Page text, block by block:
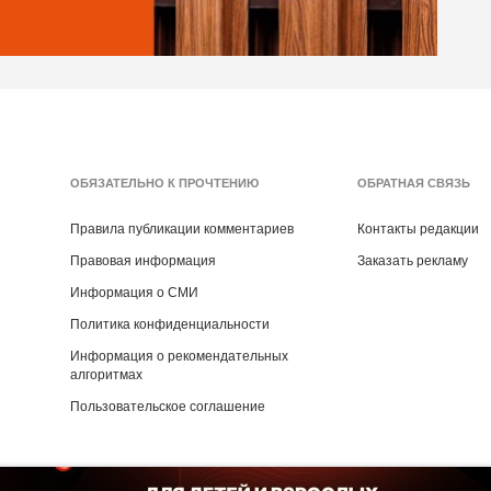
ОБЯЗАТЕЛЬНО К ПРОЧТЕНИЮ
Правила публикации комментариев
Правовая информация
Информация о СМИ
Политика конфиденциальности
Информация о рекомендательных
алгоритмах
Пользовательское соглашение
ОБРАТНАЯ СВЯЗЬ
Контакты редакции
Заказать рекламу